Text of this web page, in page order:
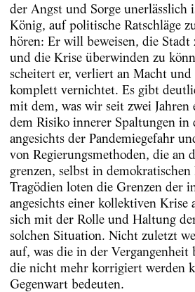
der Angst und Sorge unerlässlich
König, auf politische Ratschläge
hören: Er will beweisen, die Stadt
und die Krise überwinden zu
scheitert er, verliert an Macht
komplett vernichtet. Es gibt
mit dem, was wir seit zwei Jahren
dem Risiko innerer Spaltungen in
angesichts der Pandemiegefahr
von Regierungsmethoden, die an
grenzen, selbst in
Tragödien loten die Grenzen der
angesichts einer kollektiven Krise
sich mit der Rolle und Haltung
solchen Situation. Nicht zuletzt
auf, was die in der Vergangenheit
die nicht mehr korrigiert werden
Gegenwart bedeuten.